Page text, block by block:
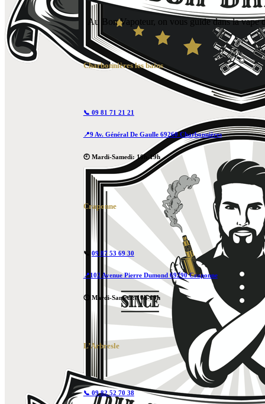
Au Bon Vapoteur, on vous guide dans la vape
Charbonnières les bains
📞 09 81 71 21 21
📍9 Av. Général De Gaulle 69260 Charbonnières
🕙 Mardi-Samedi: 10h-19h
Craponne
📞 09 87 53 69 30
📍102 Avenue Pierre Dumond 69290 Craponne
🕙 Mardi-Samedi: 10h-19h
L’Arbresle
📞 09 82 52 70 38